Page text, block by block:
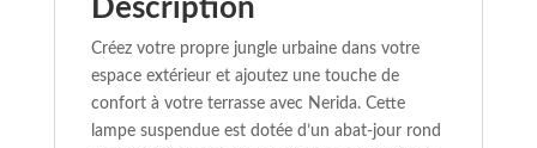
Description
Créez votre propre jungle urbaine dans votre
espace extérieur et ajoutez une touche de
confort à votre terrasse avec Nerida. Cette
lampe suspendue est dotée d’un abat-jour rond